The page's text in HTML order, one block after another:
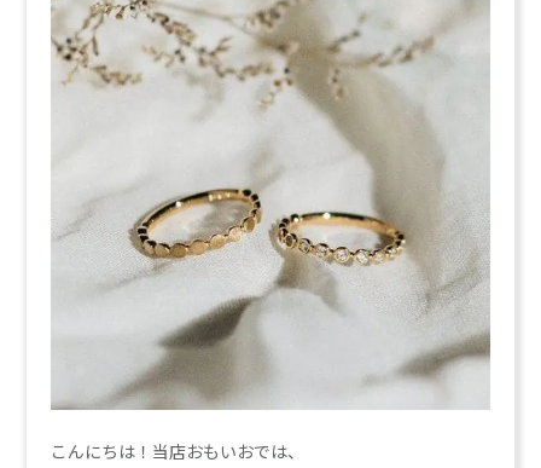
こんにちは！当店おもいおでは、